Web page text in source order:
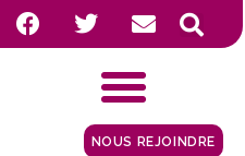
NOUS REJOINDRE